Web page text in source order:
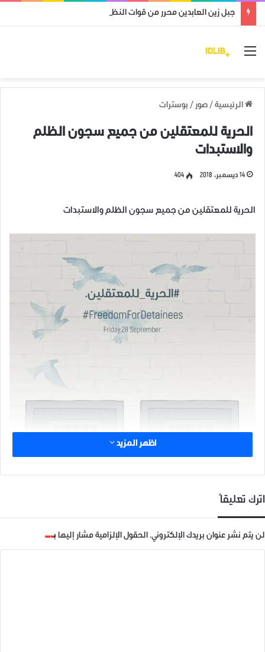
جبل زين العابدين محرر من قوات النظام وميليشياته
القائمة
الرئيسية / صور / بوسترات
الحرية للمعتقلين من جميع سجون الظلم
والاستبدات
14 ديسمبر، 2018 404
الحرية للمعتقلين من جميع سجون الظلم والاستبدات
اظهر المزيد
اترك تعليقاً
لن يتم نشر عنوان بريدك الإلكتروني. الحقول الإلزامية مشار إليها بـ*